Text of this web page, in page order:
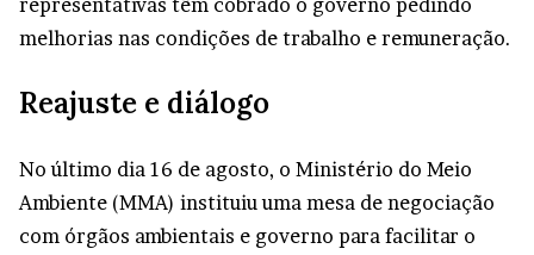
representativas têm cobrado o governo pedindo
melhorias nas condições de trabalho e remuneração.
Reajuste e diálogo
No último dia 16 de agosto, o Ministério do Meio
Ambiente (MMA) instituiu uma mesa de negociação
com órgãos ambientais e governo para facilitar o